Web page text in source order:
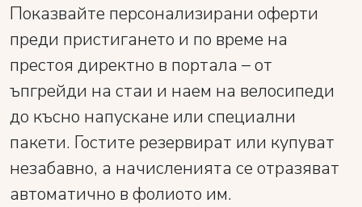
Показвайте персонализирани оферти
преди пристигането и по време на
престоя директно в портала – от
ъпгрейди на стаи и наем на велосипеди
до късно напускане или специални
пакети. Гостите резервират или купуват
незабавно, а начисленията се отразяват
автоматично в фолиото им.